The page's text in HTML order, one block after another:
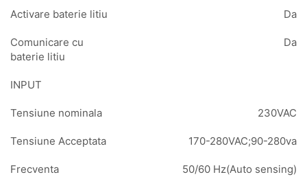
Activare baterie litiu Da
Comunicare cu
baterie litiu
Da
INPUT
Tensiune nominala 230VAC
Tensiune Acceptata 170-280VAC;90-280va
Frecventa 50/60 Hz(Auto sensing)